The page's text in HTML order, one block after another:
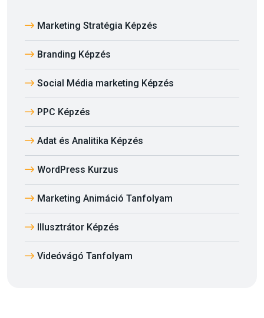
Marketing Stratégia Képzés
Branding Képzés
Social Média marketing Képzés
PPC Képzés
Adat és Analitika Képzés
WordPress Kurzus
Marketing Animáció Tanfolyam
Illusztrátor Képzés
Videóvágó Tanfolyam